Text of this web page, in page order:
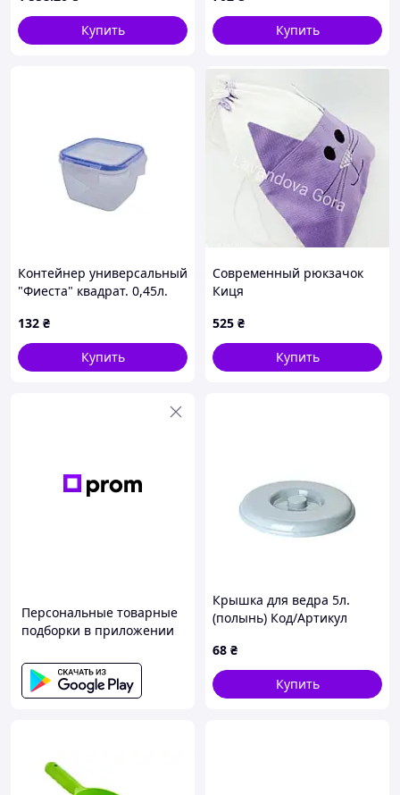
Купить
Купить
Контейнер универсальный
"Фиеста" квадрат. 0,45л.
132 ₴
Купить
Современный рюкзачок
Киця
525 ₴
Купить
Персональные товарные
подборки в приложении
Крышка для ведра 5л.
(полынь) Код/Артикул
68 ₴
Купить